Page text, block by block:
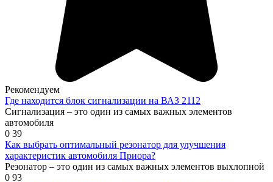
Рекомендуем
Где находится блок сигнализации на ВАЗ 2112
Сигнализация – это один из самых важных элементов
автомобиля
0 39
Как выбрать оптимальный резонатор для улучшения
характеристик автомобиля Приора?
Резонатор – это один из самых важных элементов выхлопной
0 93